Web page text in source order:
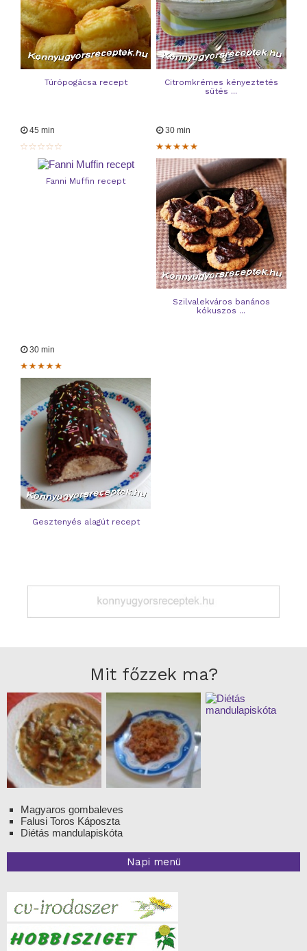
Túrópogácsa recept
Citromkrémes kényeztetés
sütés ...
45 min
Fanni Muffin recept
30 min
Szilvalekváros banános
kókuszos ...
30 min
Gesztenyés alagút recept
Mit főzzek ma?
Magyaros gombaleves
Falusi Toros Káposzta
Diétás mandulapiskóta
Napi menü